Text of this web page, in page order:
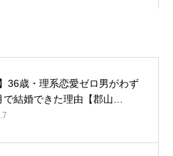
】36歳・理系恋愛ゼロ男がわず
で結婚できた理由【郡山…